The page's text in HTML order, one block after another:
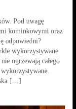
Pod uwagę
kominkowymi oraz
odpowiedni?
wykorzystywane
ogrzewają całego
[…]